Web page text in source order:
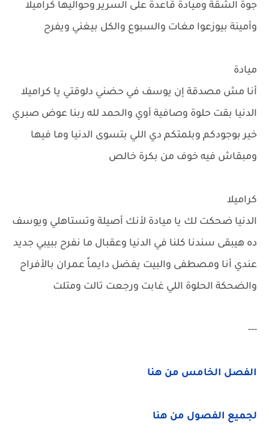
جوة الشقة وميادة قاعدة على السرير وحواليها كراميلا
وأمينة بيوزعوا مغات والسبوع والكل بيغني ويفرح
ميادة
أنا مش مصدقة إن يوسف في حضني دلوقتي يا كراميلا
الدنيا بقت حلوة وصافية أوي والحمد لله ربنا عوض صبري
خير بوجودكم وبلمتكم دي اللي بتسوى الدنيا وما فيها
ومبقاش فيه خوف من بكرة خالص
كراميلا
الدنيا ضحكت لك يا ميادة لأنك أصيلة وتستاهلي ويوسف
ده هيبقى سندنا كلنا في الدنيا وعقبال ما نفرح ببيبي جديد
عندي أنا ومصطفى والبيت يفضل دايماً عمران بالأفراح
والضحكة الحلوة اللي غابت ورجعت تالت ومتلت
---
الفصل الخامس من هنا
لجميع الفصول من هنا